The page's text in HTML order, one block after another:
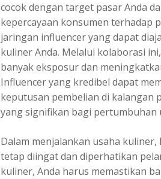
cocok dengan target pasar Anda
kepercayaan konsumen terhadap
jaringan influencer yang dapat
kuliner Anda. Melalui kolaborasi
banyak eksposur dan
Influencer yang kredibel dapat
keputusan pembelian di kalangan
yang signifikan bagi pertumbuhan
Dalam menjalankan usaha
tetap diingat dan diperhatikan
kuliner, Anda harus memastikan